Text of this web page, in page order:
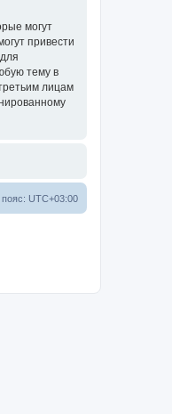
могут
привести
тему в
лицам
UTC+03:00